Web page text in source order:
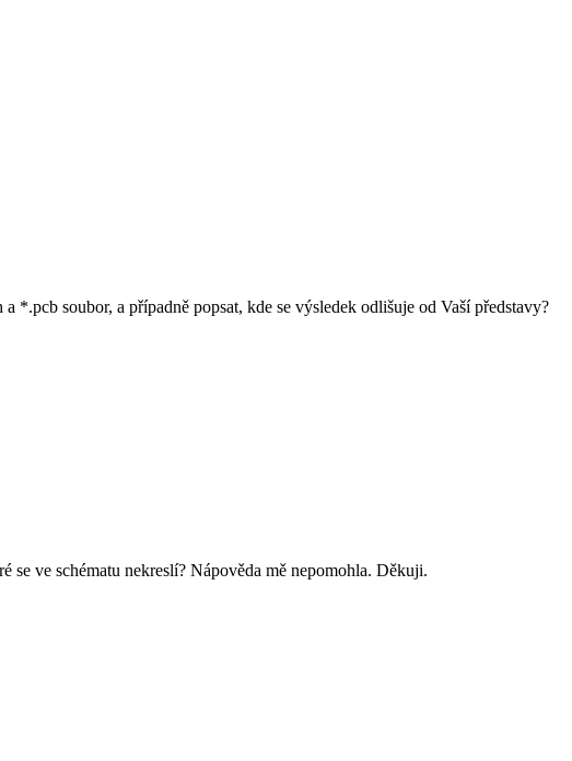
soubor, a případně popsat, kde se výsledek odlišuje od Vaší představy?
ve schématu nekreslí? Nápověda mě nepomohla. Děkuji.